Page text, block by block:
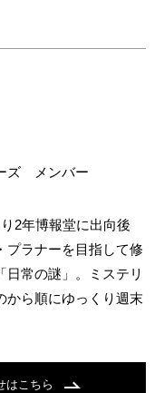
ズ メンバー
2年博報堂に出向後
プラナーを目指して修
常の謎」。ミステリ
から順にゆっくり週末
はこちら